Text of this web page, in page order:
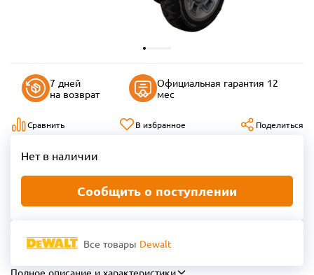
7 дней
на возврат
Официальная гарантия 12
мес
Сравнить В избранное Поделиться
Нет в наличии
Сообщить о поступлении
Все товары Dewalt